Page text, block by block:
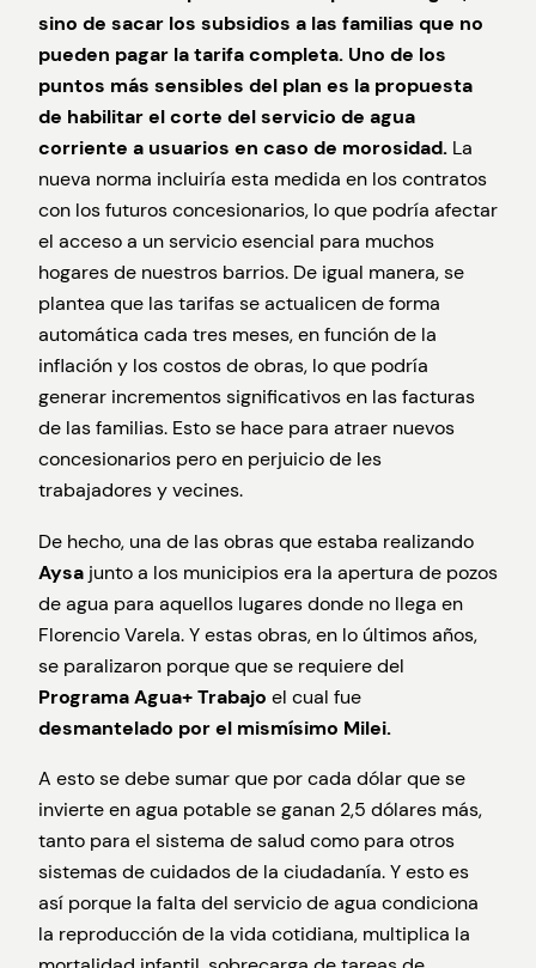
sino de sacar los subsidios a las familias que no
pueden pagar la tarifa completa. Uno de los
puntos más sensibles del plan es la propuesta
de habilitar el corte del servicio de agua
corriente a usuarios en caso de morosidad. La
nueva norma incluiría esta medida en los contratos
con los futuros concesionarios, lo que podría afectar
el acceso a un servicio esencial para muchos
hogares de nuestros barrios. De igual manera, se
plantea que las tarifas se actualicen de forma
automática cada tres meses, en función de la
inflación y los costos de obras, lo que podría
generar incrementos significativos en las facturas
de las familias. Esto se hace para atraer nuevos
concesionarios pero en perjuicio de les
trabajadores y vecines.
De hecho, una de las obras que estaba realizando
Aysa junto a los municipios era la apertura de pozos
de agua para aquellos lugares donde no llega en
Florencio Varela. Y estas obras, en lo últimos años,
se paralizaron porque que se requiere del
Programa Agua+ Trabajo el cual fue
desmantelado por el mismísimo Milei.
A esto se debe sumar que por cada dólar que se
invierte en agua potable se ganan 2,5 dólares más,
tanto para el sistema de salud como para otros
sistemas de cuidados de la ciudadanía. Y esto es
así porque la falta del servicio de agua condiciona
la reproducción de la vida cotidiana, multiplica la